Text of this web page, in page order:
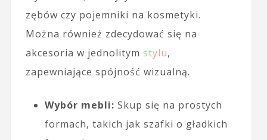
zębów czy pojemniki na kosmetyki.
Można również zdecydować się na
akcesoria w jednolitym stylu,
zapewniające spójność wizualną.
Wybór mebli: Skup się na prostych
formach, takich jak szafki o gładkich